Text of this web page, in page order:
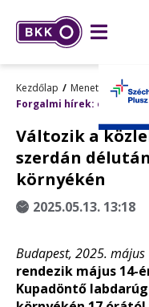
Kezdőlap
Menetrend,
Forgalmi hírek: előre
Változik a
szerdán
környékén
2025.05.13. 13:18
Budapest, 2025. május
rendezik május 14-
Kupadöntő